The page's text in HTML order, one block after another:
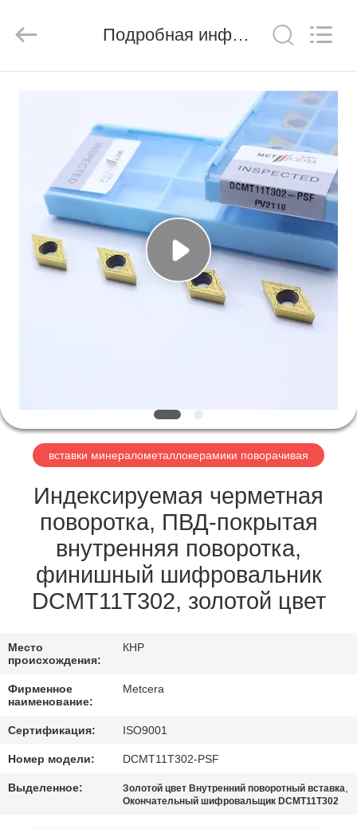
ПРОДУКТЫ
ВИДЕО
НАС
КАТАЛОГИ
СВЯЖИТЕСЬ
НАМИ
НОВОСТИ
ЗАПРОСИТЕ
ЦИТАТУ
КАРТА
ПОЛИТИКА
КОНФИДЕНЦИАЛЬНОСТИ
Materials
Co.,ltd.
Подробная информация о продукте
вставки минералометаллокерамики поворачивая
Индексируемая черметная
поворотка, ПВД-покрытая
внутренняя поворотка,
финишный шифровальник
DCMT11T302, золотой цвет
Место
происхождения:
КНР
Фирменное
наименование:
Metcera
Сертификация: ISO9001
Номер модели: DCMT11T302-PSF
Выделенное: Золотой цвет Внутренний поворотный вставка,
Окончательный шифровальщик DCMT11T302